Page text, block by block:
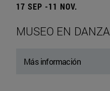
17 SEP -11 NOV.
MUSEO EN DANZA
Más información